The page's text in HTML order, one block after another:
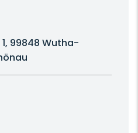
99848 Wutha-